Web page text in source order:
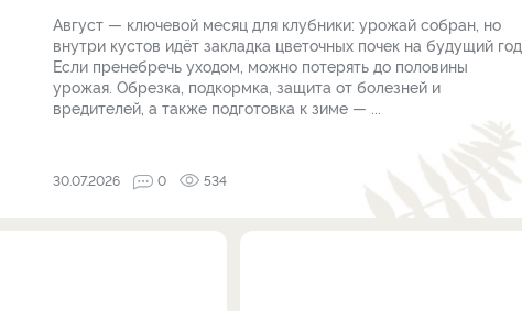
Август — ключевой месяц для клубники: урожай собран, но
внутри кустов идёт закладка цветочных почек на будущий год.
Если пренебречь уходом, можно потерять до половины
урожая. Обрезка, подкормка, защита от болезней и
вредителей, а также подготовка к зиме — ...
30.07.2026 0 534